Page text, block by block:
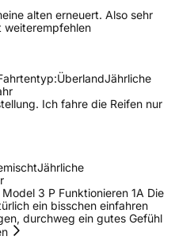
alten erneuert. Also sehr
weiterempfehlen
ÜberlandJährliche
Ich fahre die Reifen nur
Jährliche
3 P Funktionieren 1A Die
ein bisschen einfahren
durchweg ein gutes Gefühl